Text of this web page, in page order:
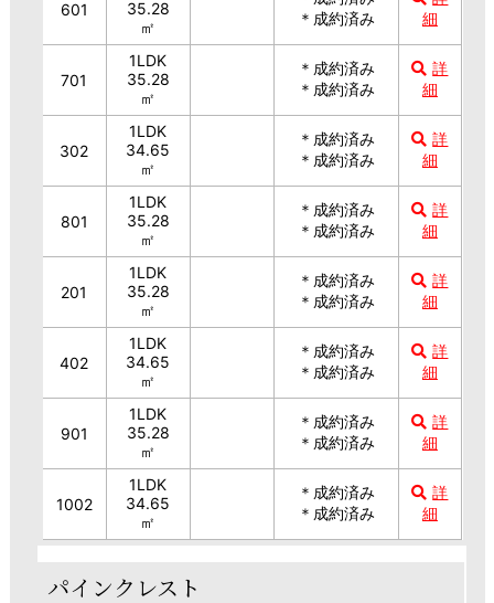
601
35.28
㎡
＊成約済み
細
701
1LDK
35.28
㎡
＊成約済み
＊成約済み
詳
細
302
1LDK
34.65
㎡
＊成約済み
＊成約済み
詳
細
801
1LDK
35.28
㎡
＊成約済み
＊成約済み
詳
細
201
1LDK
35.28
㎡
＊成約済み
＊成約済み
詳
細
402
1LDK
34.65
㎡
＊成約済み
＊成約済み
詳
細
901
1LDK
35.28
㎡
＊成約済み
＊成約済み
詳
細
1002
1LDK
34.65
㎡
＊成約済み
＊成約済み
詳
細
パインクレスト